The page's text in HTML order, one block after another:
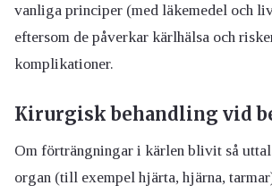
vanliga principer (med läkemedel och
eftersom de påverkar kärlhälsa och
komplikationer.
Kirurgisk behandling vid
Om förträngningar i kärlen blivit så
organ (till exempel hjärta, hjärna,